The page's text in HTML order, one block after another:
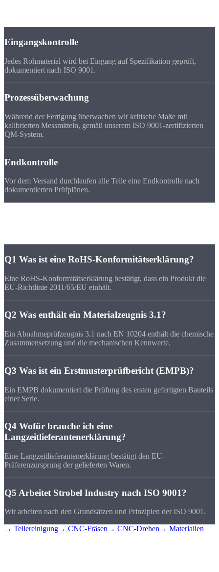
Eingangskontrolle
Jedes Rohmaterial wird bei Eingang auf Spezifikation geprüft,
dokumentiert nach ISO 9001.
Prozessüberwachung
Während der Fertigung überwachen wir kritische Maße mit
kalibrierten Messmitteln, gemäß unserem ISO 9001-zertifizierten
QM-System.
Endkontrolle
Vor dem Versand durchlaufen alle Teile eine Endkontrolle nach
dokumentierten Prüfplänen.
Q1 Was ist eine RoHS-Konformitätserklärung?
Eine RoHS-Konformitätserklärung bestätigt, dass ein Produkt die
EU-Richtlinie 2011/65/EU einhält.
Q2 Was enthält ein Materialzeugnis 3.1?
Ein Abnahmeprüfzeugnis 3.1 nach EN 10204 enthält die chemische
Zusammensetzung und die mechanischen Kennwerte.
Q3 Was ist ein Erstmusterprüfbericht (EMPB)?
Ein EMPB dokumentiert die Prüfung des ersten gefertigten Bauteils
einer Serie.
Q4 Wofür brauche ich eine
Langzeitlieferantenerklärung?
Eine Langzeitlieferantenerklärung bestätigt den EU-
Präferenzursprung der gelieferten Waren.
Q5 Arbeitet Strobel Industry nach ISO 9001?
Wir arbeiten nach den Grundsätzen und Prinzipien der ISO 9001.
→ Teilereinigung→ CNC-Fräsen→ CNC-Drehen→ Materialien